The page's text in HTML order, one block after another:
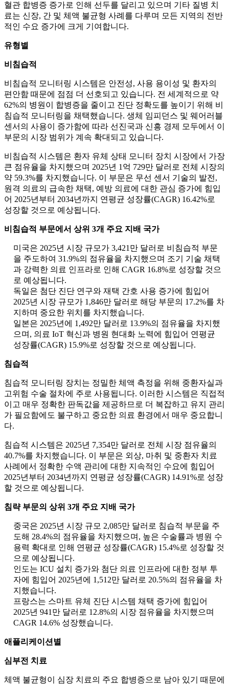
혈관 합병증 증가로 인해 선두를 달리고 있으며 기타 질병 치
료는 신장, 간 및 체액 불균형 사례를 다루며 모든 지역의 전반
적인 수요 증가에 크게 기여합니다.
유형별
비침습적
비침습적 모니터링 시스템은 안전성, 사용 용이성 및 환자의
편안함 때문에 점점 더 선호되고 있습니다. 전 세계적으로 약
62%의 병원이 합병증을 줄이고 진단 정확도를 높이기 위해 비
침습적 모니터링을 채택했습니다. 생체 임피던스 및 웨어러블
센서의 사용이 증가함에 따라 선진국과 신흥 경제 모두에서 이
부문의 시장 범위가 계속 확대되고 있습니다.
비침습적 시스템은 환자 유체 상태 모니터 장치 시장에서 가장
큰 점유율을 차지했으며 2025년 1억 729만 달러로 전체 시장의
약 59.3%를 차지했습니다. 이 부문은 무선 센서 기술의 발전,
원격 의료의 급속한 채택, 예방 의료에 대한 관심 증가에 힘입
어 2025년부터 2034년까지 연평균 성장률(CAGR) 16.42%로
성장할 것으로 예상됩니다.
비침습적 부문에서 상위 3개 주요 지배 국가
미국은 2025년 시장 규모가 3,421만 달러로 비침습적 부문
을 주도하여 31.9%의 점유율을 차지했으며 조기 기술 채택
과 강력한 의료 인프라로 인해 CAGR 16.8%로 성장할 것으
로 예상됩니다.
독일은 첨단 진단 연구와 재택 간호 사용 증가에 힘입어
2025년 시장 규모가 1,846만 달러로 해당 부문의 17.2%를 차
지하며 중요한 위치를 차지했습니다.
일본은 2025년에 1,492만 달러로 13.9%의 점유율을 차지했
으며, 의료 IoT 혁신과 병원 현대화 노력에 힘입어 연평균
성장률(CAGR) 15.9%로 성장할 것으로 예상됩니다.
침습적
침습적 모니터링 장치는 정밀한 체액 측정을 위해 중환자실과
고위험 수술 절차에 주로 사용됩니다. 이러한 시스템은 직접적
이고 매우 정확한 판독값을 제공하므로 더 복잡하고 유지 관리
가 필요함에도 불구하고 중요한 의료 환경에서 매우 중요합니
다.
침습적 시스템은 2025년 7,354만 달러로 전체 시장 점유율의
40.7%를 차지했습니다. 이 부문은 외상, 마취 및 중환자 치료
사례에서 정확한 수액 관리에 대한 지속적인 수요에 힘입어
2025년부터 2034년까지 연평균 성장률(CAGR) 14.91%로 성장
할 것으로 예상됩니다.
침략 부문의 상위 3개 주요 지배 국가
중국은 2025년 시장 규모 2,085만 달러로 침습적 부문을 주
도해 28.4%의 점유율을 차지했으며, 높은 수술률과 병원 수
용력 확대로 인해 연평균 성장률(CAGR) 15.4%로 성장할 것
으로 예상됩니다.
인도는 ICU 설치 증가와 첨단 의료 인프라에 대한 정부 투
자에 힘입어 2025년에 1,512만 달러로 20.5%의 점유율을 차
지했습니다.
프랑스는 스마트 유체 진단 시스템 채택 증가에 힘입어
2025년 941만 달러로 12.8%의 시장 점유율을 차지했으며
CAGR 14.6% 성장했습니다.
애플리케이션별
심부전 치료
체액 불균형이 심장 치료의 주요 합병증으로 남아 있기 때문에